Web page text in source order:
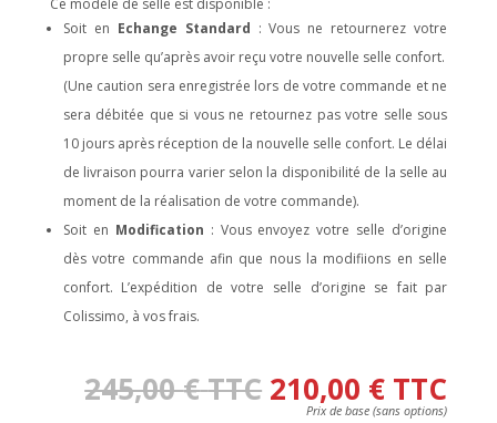
Soit en Echange Standard : Vous ne retournerez votre
propre selle qu’après avoir reçu votre nouvelle selle confort.
(Une caution sera enregistrée lors de votre commande et ne
sera débitée que si vous ne retournez pas votre selle sous
10 jours après réception de la nouvelle selle confort. Le délai
de livraison pourra varier selon la disponibilité de la selle au
moment de la réalisation de votre commande).
Soit en Modification : Vous envoyez votre selle d’origine
dès votre commande afin que nous la modifiions en selle
confort. L’expédition de votre selle d’origine se fait par
Colissimo, à vos frais.
245,00€TTC 210,00 € TTC